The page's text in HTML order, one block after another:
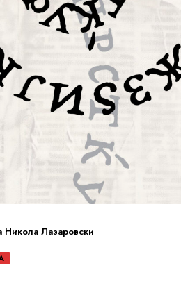
Никола Лазаровски